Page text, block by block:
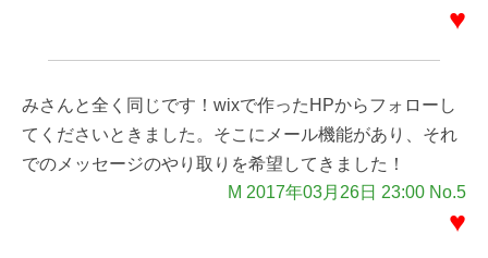
♥
みさんと全く同じです！wixで作ったHPからフォローし
てくださいときました。そこにメール機能があり、それ
でのメッセージのやり取りを希望してきました！
M 2017年03月26日 23:00 No.5
♥